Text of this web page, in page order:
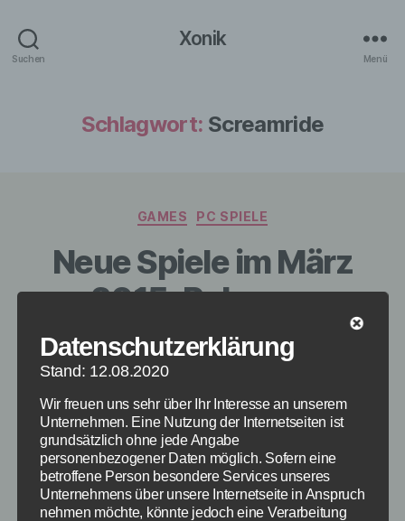
Suchen
Xonik
Menü
Schlagwort: Screamride
Kategorien
GAMES PC SPIELE
Neue Spiele im März
2015: Release-
Vorschau
Vonredaktion
Datenschutzerklärung
Stand: 12.08.2020
Wir freuen uns sehr über Ihr Interesse an unserem
Unternehmen. Eine Nutzung der Internetseiten ist
grundsätzlich ohne jede Angabe
personenbezogener Daten möglich. Sofern eine
betroffene Person besondere Services unseres
Unternehmens über unsere Internetseite in Anspruch
nehmen möchte, könnte jedoch eine Verarbeitung